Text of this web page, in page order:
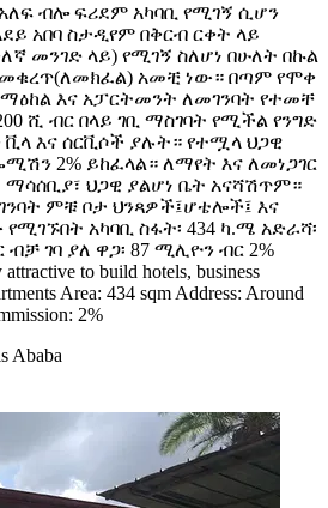
ብሎ ፍሪደም አካባቢ የሚገኝ ሲሆን
አበባ ስታዲየም በቅርብ ርቀት ላይ
መንገድ ላይ) የሚገኝ ስለሆነ በሁለት በኩል
አመቺ ነው። በጣም የሞቀ
ማዕከል እና አፓርትመንት ለመገንባት የተመቸ
ሺ ብር በላይ ገቢ ማስገባት የሚችል የንግድ
እና ሰርቪሶች ያሉት። የተሟላ ህጋዊ
2% ይከፈላል። ለማየት እና ለመነጋገር
ህጋዊ ያልሆነ ቤት አናሻሽጥም።
ምቹ ቦታ ህንጻዎች፤ሆቴሎች፤ እና
አካባቢ ስፋት፡ 434 ካ.ሜ አድራሻ፡
ገባ ያለ ዋጋ፡ 87 ሚሊዮን ብር 2%
to build hotels, business
Area: 434 sqm Address: Around
2%
Ababa